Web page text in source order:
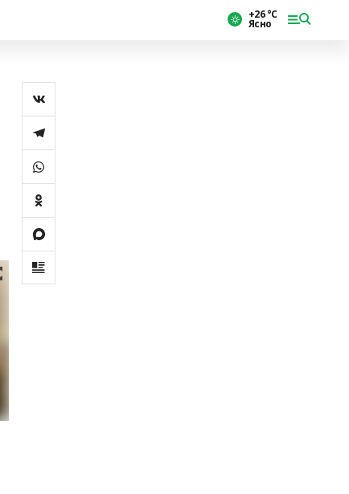
+26 °С
Ясно